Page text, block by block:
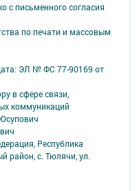
с письменного согласия
по печати и массовым
ЭЛ № ФС 77-90169 от
в сфере связи,
коммуникаций
Республика
район, с. Тюлячи, ул.